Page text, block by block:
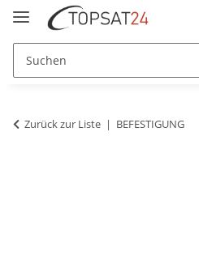
Zurück zur Liste BEFESTIGUNG